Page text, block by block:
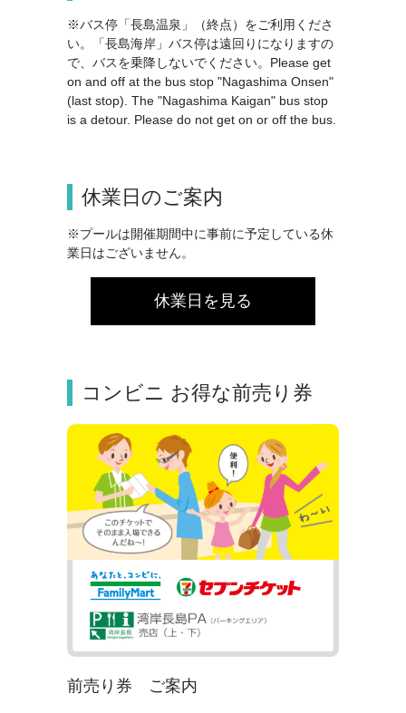
※バス停「長島温泉」（終点）をご利用くださ
い。「長島海岸」バス停は遠回りになりますの
で、バスを乗降しないでください。Please get
on and off at the bus stop "Nagashima Onsen"
(last stop). The "Nagashima Kaigan" bus stop
is a detour. Please do not get on or off the bus.
休業日のご案内
※プールは開催期間中に事前に予定している休
業日はございません。
休業日を見る
コンビニ お得な前売り券
前売り券 ご案内